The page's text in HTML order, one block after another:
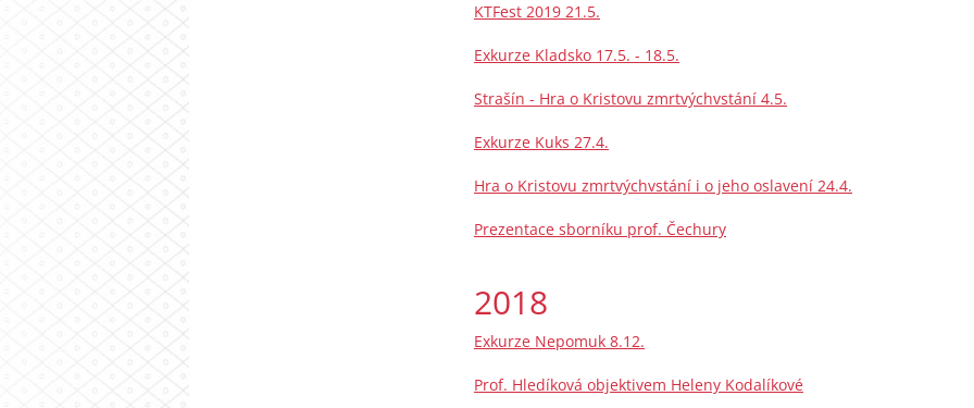
KTFest 2019 21.5.
Exkurze Kladsko 17.5. - 18.5.
Strašín - Hra o Kristovu zmrtvýchvstání 4.5.
Exkurze Kuks 27.4.
Hra o Kristovu zmrtvýchvstání i o jeho oslavení 24.4.
Prezentace sborníku prof. Čechury
2018
Exkurze Nepomuk 8.12.
Prof. Hledíková objektivem Heleny Kodalíkové